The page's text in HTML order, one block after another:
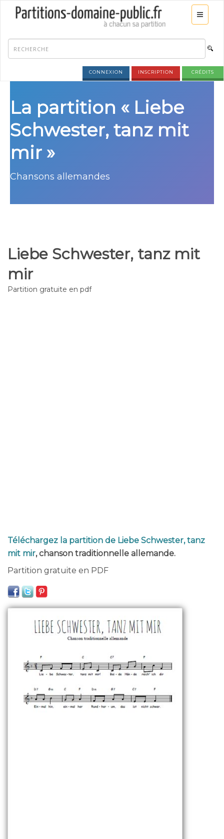
CONNEXION INSCRIPTION CRÉDITS
La partition « Liebe
Schwester, tanz mit
mir »
Chansons allemandes
Liebe Schwester, tanz mit
mir
Partition gratuite en pdf
Téléchargez la partition de Liebe Schwester, tanz
mit mir, chanson traditionnelle allemande.
Partition gratuite en PDF